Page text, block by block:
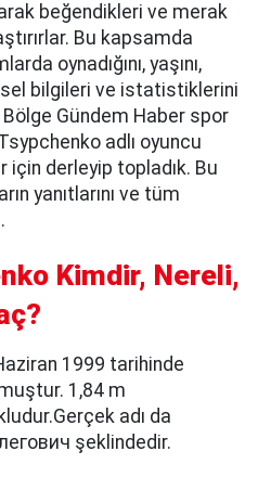
beğendikleri ve merak
Bu kapsamda
oynadığını, yaşını,
bilgileri ve istatistiklerini
Gündem Haber spor
adlı oyuncu
için derleyip topladık. Bu
yanıtlarını ve tüm
Kimdir, Nereli,
1999 tarihinde
1,84 m
adı da
şeklindedir.